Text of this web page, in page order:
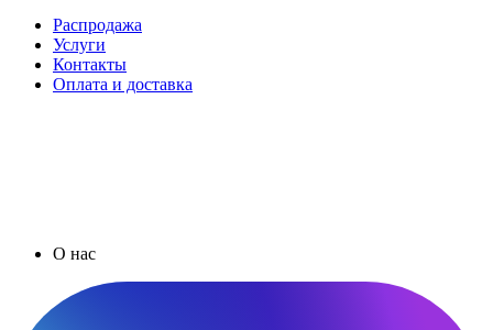
Распродажа
Услуги
Контакты
Оплата и доставка
О нас